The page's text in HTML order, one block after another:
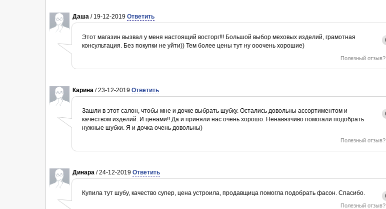
Даша / 19-12-2019 Ответить
Этот магазин вызвал у меня настоящий восторг!!! Большой выбор меховых изделий, грамотная
консультация. Без покупки не уйти)) Тем более цены тут ну ооочень хорошие)
Полезный отзыв?
Карина / 23-12-2019 Ответить
Зашли в этот салон, чтобы мне и дочке выбрать шубку. Остались довольны ассортиментом и
качеством изделий. И ценами!! Да и приняли нас очень хорошо. Ненавязчиво помогали подобрать
нужные шубки. Я и дочка очень довольны)
Полезный отзыв?
Динара / 24-12-2019 Ответить
Купила тут шубу, качество супер, цена устроила, продавщица помогла подобрать фасон. Спасибо.
Полезный отзыв?